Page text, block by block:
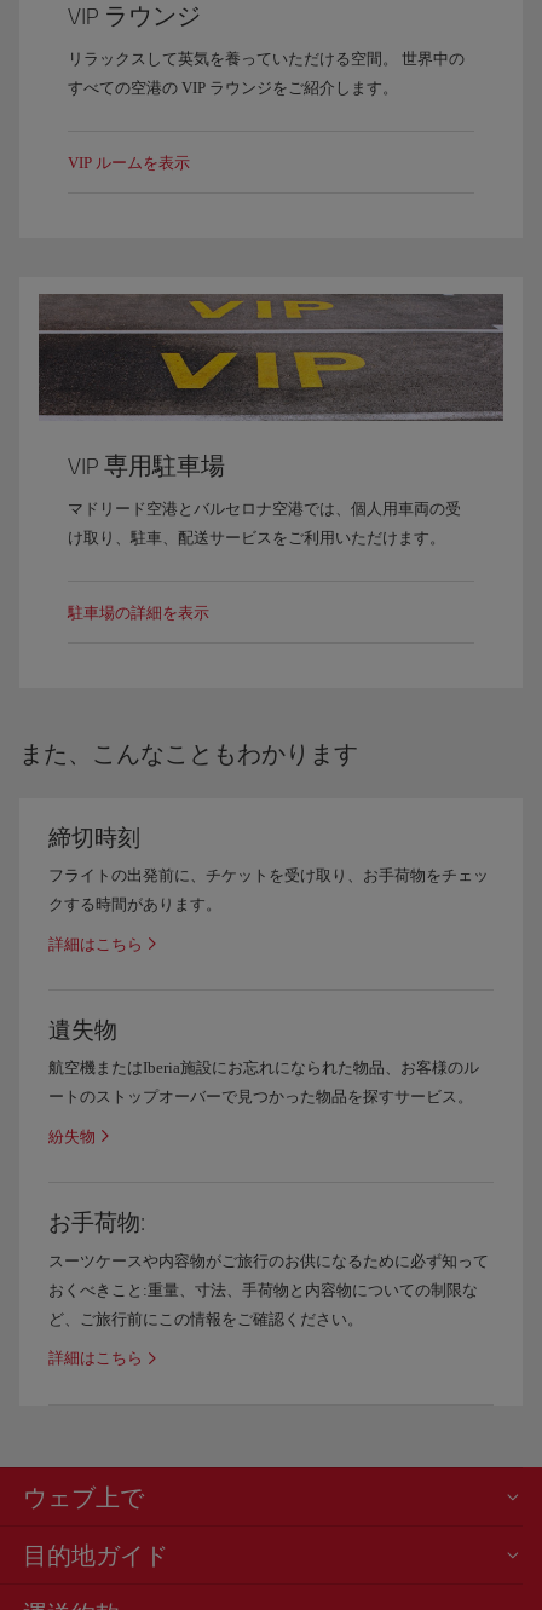
VIP ラウンジ
リラックスして英気を養っていただける空間。 世界中の
すべての空港の VIP ラウンジをご紹介します。
VIP ルームを表示
VIP 専用駐車場
マドリード空港とバルセロナ空港では、個人用車両の受
け取り、駐車、配送サービスをご利用いただけます。
駐車場の詳細を表示
また、こんなこともわかります
締切時刻
フライトの出発前に、チケットを受け取り、お手荷物をチェッ
クする時間があります。
詳細はこちら
遺失物
航空機またはIberia施設にお忘れになられた物品、お客様のル
ートのストップオーバーで見つかった物品を探すサービス。
紛失物
お手荷物:
スーツケースや内容物がご旅行のお供になるために必ず知って
おくべきこと:重量、寸法、手荷物と内容物についての制限な
ど、ご旅行前にこの情報をご確認ください。
詳細はこちら
ウェブ上で
目的地ガイド